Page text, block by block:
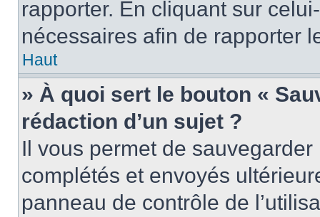
rapporter. En cliquant sur
nécessaires afin de rapporter
Haut
» À quoi sert le bouton «
rédaction d’un sujet ?
Il vous permet de
complétés et envoyés
panneau de contrôle de